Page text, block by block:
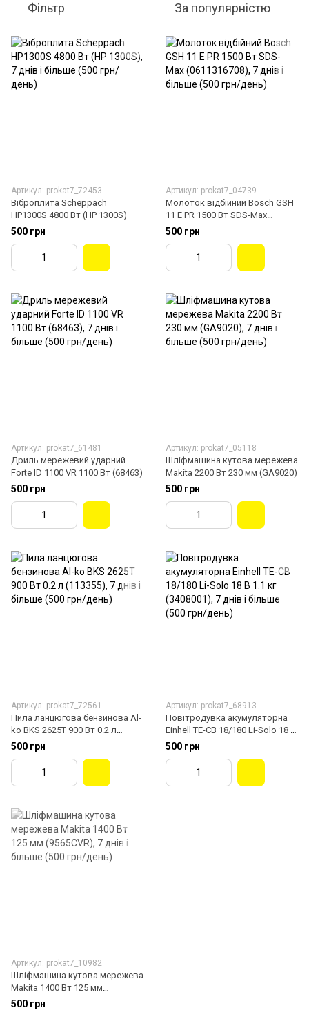
Фільтр За популярністю
Артикул: prokat7_72453
Віброплита Scheppach
HP1300S 4800 Вт (HP 1300S)
500 грн
Артикул: prokat7_04739
Молоток відбійний Bosch GSH
11 E PR 1500 Вт SDS-Max
(0611316708)
500 грн
Артикул: prokat7_61481
Дриль мережевий ударний
Forte ID 1100 VR 1100 Вт (68463)
500 грн
Артикул: prokat7_05118
Шліфмашина кутова мережева
Makita 2200 Вт 230 мм (GA9020)
500 грн
Артикул: prokat7_72561
Пила ланцюгова бензинова Al-
ko BKS 2625T 900 Вт 0.2 л
(113355)
500 грн
Артикул: prokat7_68913
Повітродувка акумуляторна
Einhell TE-CB 18/180 Li-Solo 18 В
1.1 кг (3408001)
500 грн
Артикул: prokat7_10982
Шліфмашина кутова мережева
Makita 1400 Вт 125 мм
(9565CVR)
500 грн